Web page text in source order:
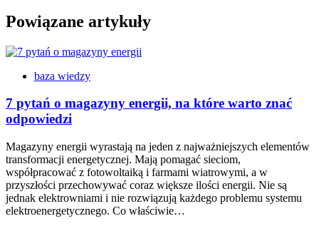
Powiązane artykuły
baza wiedzy
7 pytań o magazyny energii, na które warto znać
odpowiedzi
Magazyny energii wyrastają na jeden z najważniejszych elementów
transformacji energetycznej. Mają pomagać sieciom,
współpracować z fotowoltaiką i farmami wiatrowymi, a w
przyszłości przechowywać coraz większe ilości energii. Nie są
jednak elektrowniami i nie rozwiązują każdego problemu systemu
elektroenergetycznego. Co właściwie…